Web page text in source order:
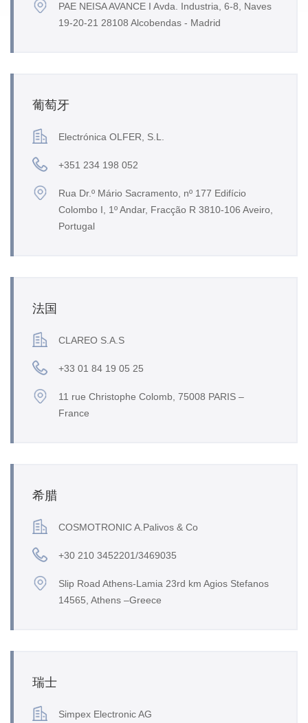
PAE NEISA AVANCE I Avda. Industria, 6-8, Naves
19-20-21 28108 Alcobendas - Madrid
葡萄牙
Electrónica OLFER, S.L.
+351 234 198 052
Rua Dr.º Mário Sacramento, nº 177 Edifício
Colombo I, 1º Andar, Fracção R 3810-106 Aveiro,
Portugal
法国
CLAREO S.A.S
+33 01 84 19 05 25
11 rue Christophe Colomb, 75008 PARIS –
France
希腊
COSMOTRONIC A.Palivos & Co
+30 210 3452201/3469035
Slip Road Athens-Lamia 23rd km Agios Stefanos
14565, Athens –Greece
瑞士
Simpex Electronic AG